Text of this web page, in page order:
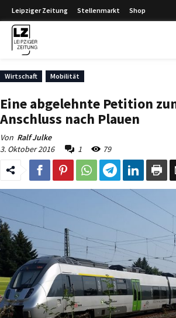
Leipziger Zeitung Stellenmarkt Shop
Wirtschaft Mobilität
Eine abgelehnte Petition
Anschluss nach Plauen
Von Ralf Julke
3. Oktober 2016
1 79